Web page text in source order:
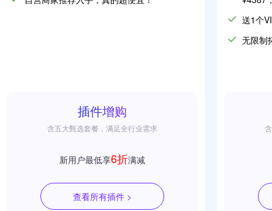
插件增购
含五大甄选套餐，满足全行业需求
新用户最低享6折满减
查看所有插件 >
送1个
无限制